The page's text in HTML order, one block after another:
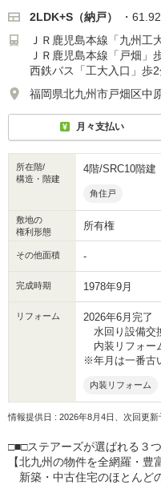
2LDK+S（納戸）
・
ＪＲ鹿児島本線「九州工
ＪＲ鹿児島本線「戸畑」
西鉄バス「工大入口」歩
福岡県北九州市戸畑区中
月々支払い
所在階/
構造・階建
4階/SRC10階建
角住戸
敷地の
権利形態
所有権
その他面積 -
完成時期 1978年9月
リフォーム
2026年6月完了
水回り設備交
内装リフォー
※年月は一番古
内装リフォーム
情報提供日 : 2026年8月4日、次回更新
□■□ステアーズが選ばれる３
【北九州の物件を全網羅・豊
新築・中古住宅のほとんど